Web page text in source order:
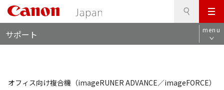
メ
ニ
ュ
サポート menu
オフィス向け複合機（imageRUNER ADVANCE／imageFORCE）